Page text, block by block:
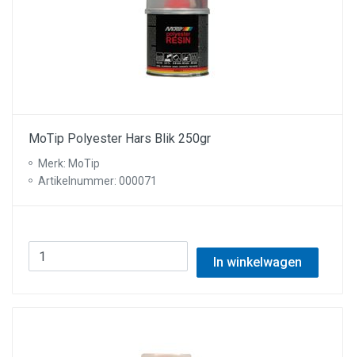
MoTip Polyester Hars Blik 250gr
Merk: MoTip
Artikelnummer: 000071
In winkelwagen